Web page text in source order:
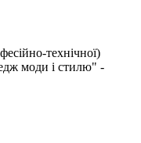
технічної)
моди і стилю" -